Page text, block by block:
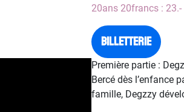
20ans 20francs : 23.-
Billetterie
Première partie :
Bercé dès l’enfance
famille, Degzzy